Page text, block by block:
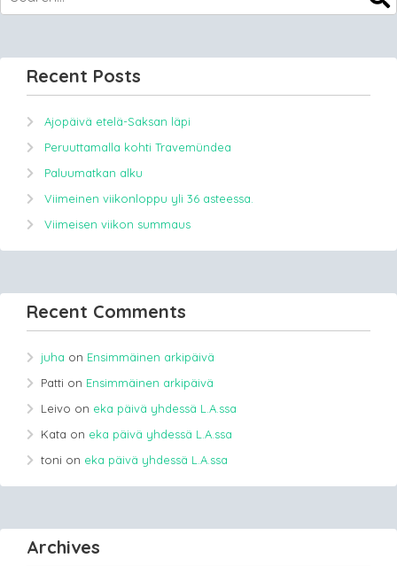
Recent Posts
Ajopäivä etelä-Saksan läpi
Peruuttamalla kohti Travemündea
Paluumatkan alku
Viimeinen viikonloppu yli 36 asteessa.
Viimeisen viikon summaus
Recent Comments
juha on Ensimmäinen arkipäivä
Patti on Ensimmäinen arkipäivä
Leivo on eka päivä yhdessä L.A.ssa
Kata on eka päivä yhdessä L.A.ssa
toni on eka päivä yhdessä L.A.ssa
Archives